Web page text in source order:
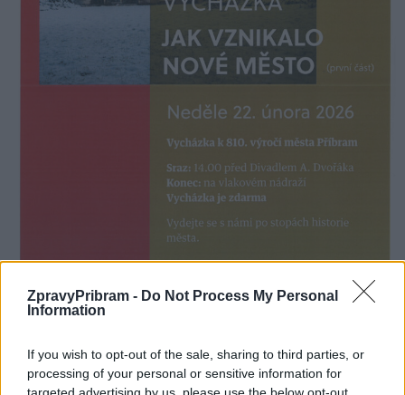
ZpravyPribram - Do Not Process My Personal
Information
If you wish to opt-out of the sale, sharing to third parties, or
processing of your personal or sensitive information for
targeted advertising by us, please use the below opt-out